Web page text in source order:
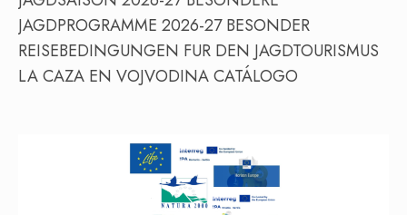
JAGDPROGRAMME 2026-27 BESONDER
REISEBEDINGUNGEN FUR DEN JAGDTOURISMUS
LA CAZA EN VOJVODINA CATÁLOGO